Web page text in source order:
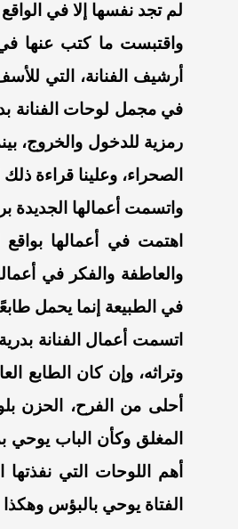
لم تجد نفسها إلا في
واقتبست ما كتب عنها
أرشيف الفنانة، التي
في مجمل لوحات الفنانة
رمزية للدخول والخروج،
الصحراء، وعلينا
‏اهتمت في أعمالها
والعاطفة والفكر في
في الطبيعة إنما يحمل
اتسمت أعمال الفنانة
وتراثه، وإن كان الطابع
أحلى من الفرح، الحزن
المغلق وكأن الباب يوحي
أهم اللوحات التي
الفتاة يوحي بالبؤس